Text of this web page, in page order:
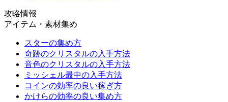
攻略情報
アイテム・素材集め
スターの集め方
奇跡のクリスタルの入手方法
音色のクリスタルの入手方法
ミッシェル最中の入手方法
コインの効率の良い稼ぎ方
かけらの効率の良い集め方